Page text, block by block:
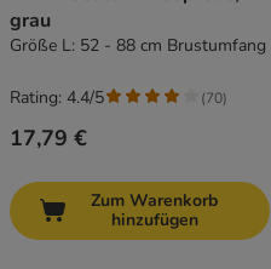
grau
Größe L: 52 - 88 cm Brustumfang
17,79 €
Rating: 4.4/5 (70)
Zum Warenkorb
hinzufügen